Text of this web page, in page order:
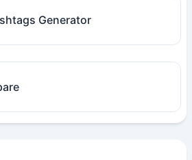
Generator